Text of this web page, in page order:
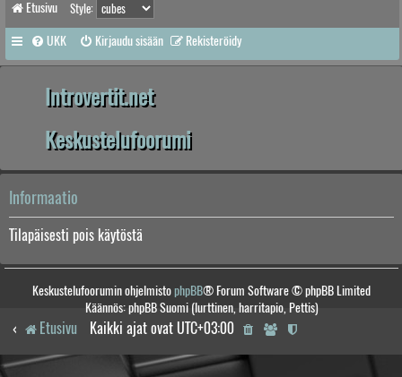
Etusivu Style:
UKK Kirjaudu sisään Rekisteröidy
Introvertit.net
Keskustelufoorumi
Informaatio
Tilapäisesti pois käytöstä
Keskustelufoorumin ohjelmistophpBB® Forum Software © phpBB Limited
Käännös: phpBB Suomi (lurttinen, harritapio, Pettis)
Etusivu Kaikki ajat ovat UTC+03:00